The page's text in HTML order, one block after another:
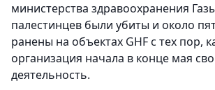
министерства здравоохранения
палестинцев были убиты и около
ранены на объектах GHF с тех пор,
организация начала в конце мая
деятельность.